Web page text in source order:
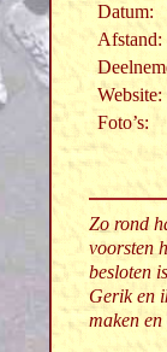
Datum:
Afstand:
Website:
Foto’s:
Zo rond
voorsten
besloten
Gerik en
maken